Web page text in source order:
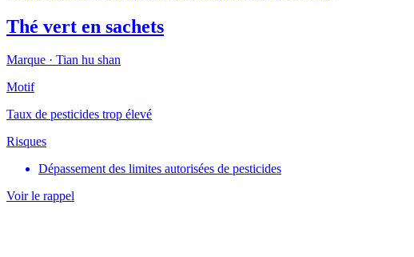
Thé vert en sachets
Marque · Tian hu shan
Motif
Taux de pesticides trop élevé
Risques
Dépassement des limites autorisées de pesticides
Voir le rappel